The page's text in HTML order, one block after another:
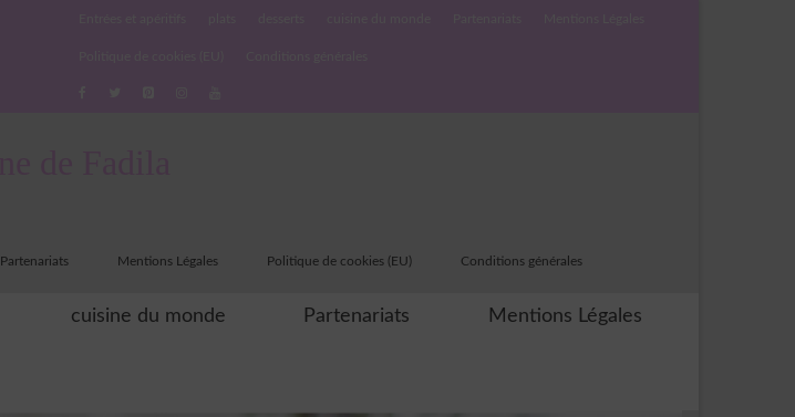
Partenariats Mentions Légales Politique de cookies (EU) Conditions générales
cuisine du monde Partenariats Mentions Légales